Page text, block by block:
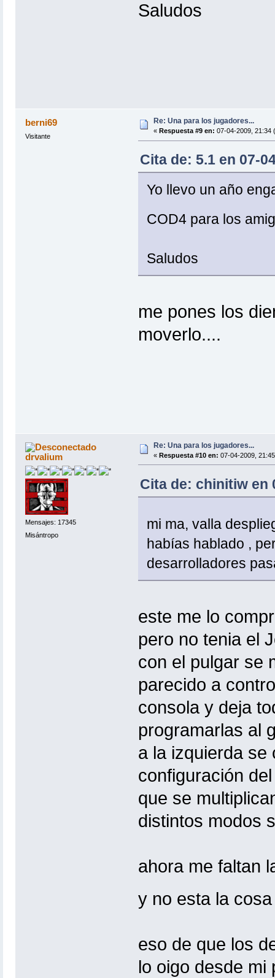
Saludos
berni69
Visitante
Re: Una para los jugadores...
« Respuesta #9 en: 07-04-2009, 21:34
Cita de: 5.1 en 07-
Yo llevo un año
COD4 para los
Saludos
me pones los
moverlo....
drvalium
Mensajes: 17345
Misántropo
Re: Una para los jugadores...
« Respuesta #10 en: 07-04-2009,
Cita de: chinitiw en
mi ma, valla
habías hablado ,
desarrolladores
este me lo
pero no tenia el
con el pulgar se
parecido a
consola y deja
programarlas al
a la izquierda se
configuración
que se
distintos modos
ahora me faltan
y no esta la
eso de que los
lo oigo desde mi